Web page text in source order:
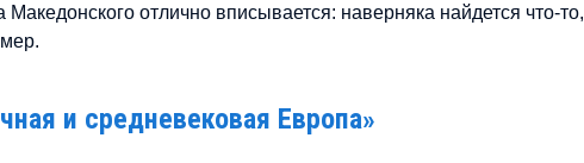
отлично вписывается: наверняка найдется что-
и средневековая Европа»